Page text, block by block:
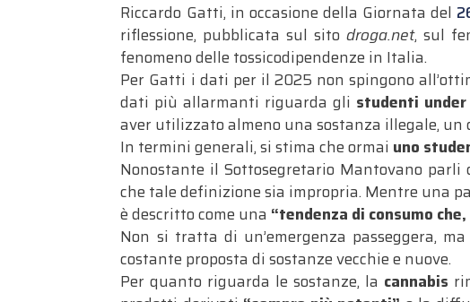
Riccardo Gatti, in occasione della Giornata del
riflessione, pubblicata sul sito droga.net, sul
fenomeno delle tossicodipendenze in Italia.
Per Gatti i dati per il 2025 non spingono
dati più allarmanti riguarda gli studenti under
aver utilizzato almeno una sostanza illegale,
In termini generali, si stima che ormai uno
Nonostante il Sottosegretario Mantovano parli
che tale definizione sia impropria. Mentre una
è descritto come una “tendenza di consumo
Non si tratta di un’emergenza passeggera,
costante proposta di sostanze vecchie e nuove.
Per quanto riguarda le sostanze, la cannabis